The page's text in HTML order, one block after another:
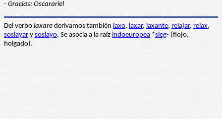
- Gracias: Oscarariel
Del verbo laxare derivamos también laxo, laxar, laxante, relajar, relax,
soslayar y soslayo. Se asocia a la raíz indoeuropea *sleg- (flojo,
holgado).